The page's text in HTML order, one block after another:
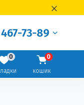
73-89
0
кошик
0